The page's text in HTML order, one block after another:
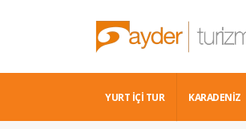
YURT İÇİ TUR KARADENIZ